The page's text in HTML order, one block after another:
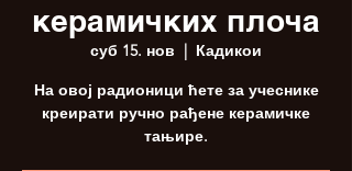
керамичких плоча
суб 15. нов
  |
Кадикои
На овој радионици ћете за учеснике
креирати ручно рађене керамичке
тањире.